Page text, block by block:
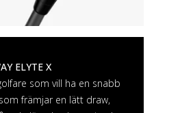
ELYTE X
som vill ha en snabb
främjar en lätt draw,